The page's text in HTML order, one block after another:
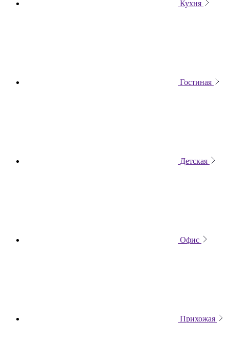
Кухня
Гостиная
Детская
Офис
Прихожая